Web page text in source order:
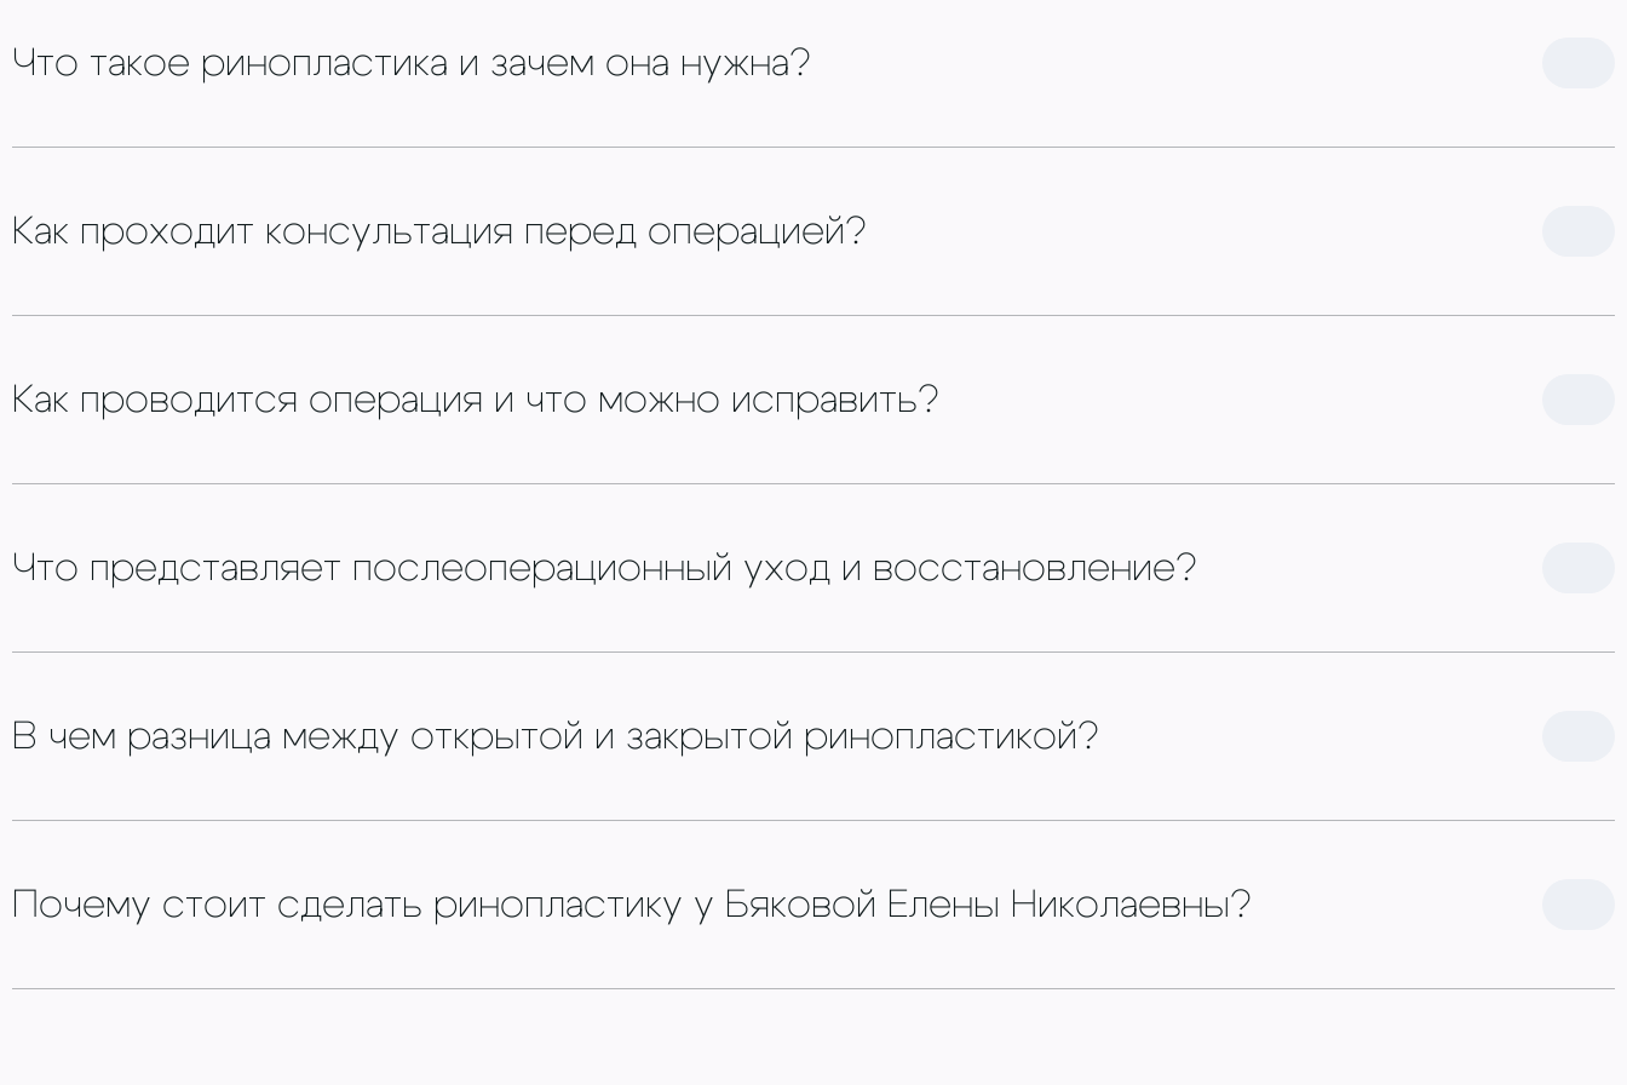
Что такое ринопластика и зачем она нужна?
Как проходит консультация перед операцией?
Как проводится операция и что можно исправить?
Что представляет послеоперационный уход и восстановление?
В чем разница между открытой и закрытой ринопластикой?
Почему стоит сделать ринопластику у Бяковой Елены Николаевны?